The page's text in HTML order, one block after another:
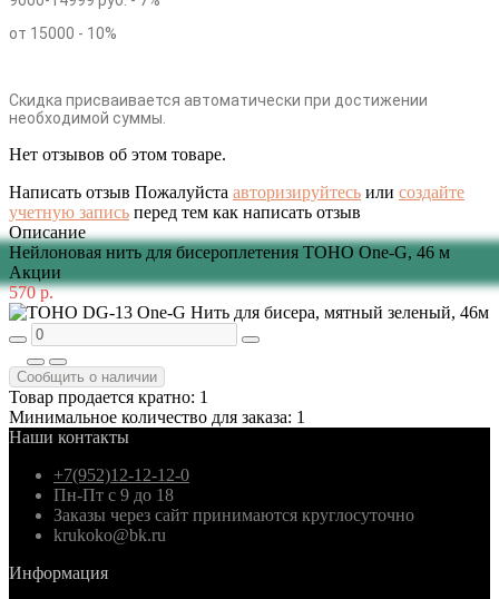
от 15000 - 10%
Скидка присваивается автоматически при достижении
необходимой суммы.
Нет отзывов об этом товаре.
Написать отзыв Пожалуйста авторизируйтесь или создайте
учетную запись перед тем как написать отзыв
Описание
Нейлоновая нить для бисероплетения TOHO One-G, 46 м
Акции
570 р.
Сообщить о наличии
Товар продается кратно: 1
Минимальное количество для заказа: 1
Наши контакты
+7(952)12-12-12-0
Пн-Пт с 9 до 18
Заказы через сайт принимаются круглосуточно
krukoko@bk.ru
Информация